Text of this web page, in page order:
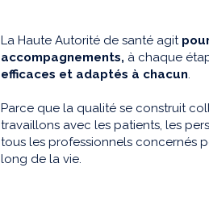
La Haute Autorité de santé agit
accompagnements, à chaque
efficaces et adaptés à chacun.
Parce que la qualité se construit
travaillons avec les patients, les
tous les professionnels concernés
long de la vie.